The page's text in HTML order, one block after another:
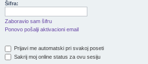
Šifra:
Zaboravio sam šifru
Ponovo pošalji aktivacioni email
Prijavi me automatski pri svakoj poseti
Sakrij moj online status za ovu sesiju